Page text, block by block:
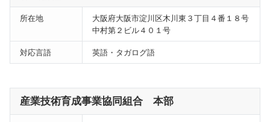
所在地
大阪府大阪市淀川区木川東３丁目４番１８号
中村第２ビル４０１号
対応言語 英語・タガログ語
産業技術育成事業協同組合 本部